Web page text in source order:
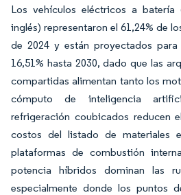
Los vehículos eléctricos a
inglés) representaron el 61,24% de
de 2024 y están proyectados
16,51% hasta 2030, dado que las
compartidas alimentan tanto los
cómputo de inteligencia
refrigeración coubicados reducen
costos del listado de materiales
plataformas de combustión
potencia híbridos dominan las
especialmente donde los puntos